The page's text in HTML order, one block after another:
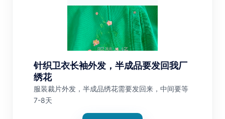
针织卫衣长袖外发，半成品要发回我厂
绣花
服装裁片外发，半成品绣花需要发回来，中间要等
7-8天